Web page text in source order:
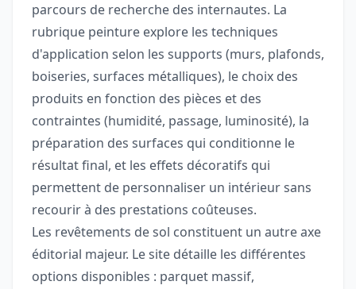
parcours de recherche des internautes. La
rubrique peinture explore les techniques
d'application selon les supports (murs, plafonds,
boiseries, surfaces métalliques), le choix des
produits en fonction des pièces et des
contraintes (humidité, passage, luminosité), la
préparation des surfaces qui conditionne le
résultat final, et les effets décoratifs qui
permettent de personnaliser un intérieur sans
recourir à des prestations coûteuses.
Les revêtements de sol constituent un autre axe
éditorial majeur. Le site détaille les différentes
options disponibles : parquet massif,